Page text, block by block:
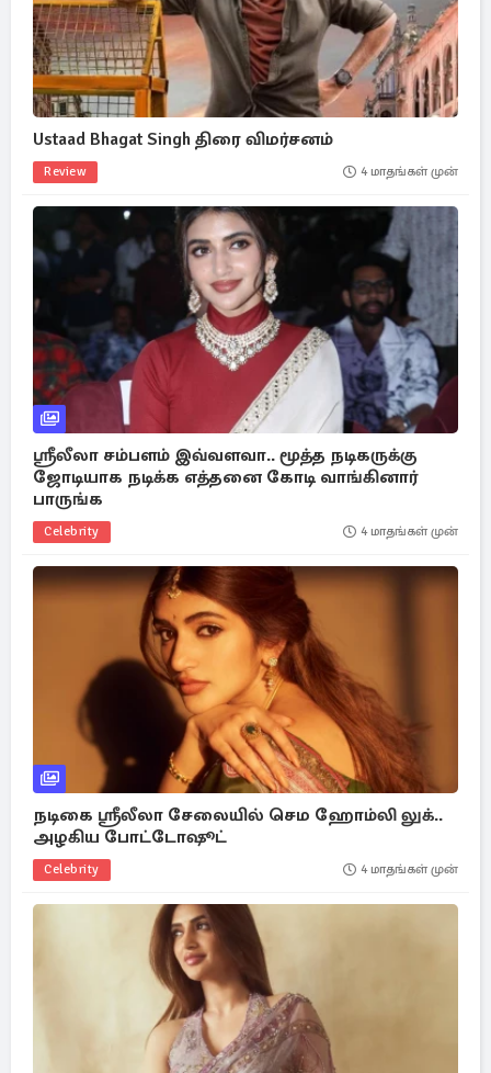
Ustaad Bhagat Singh திரை விமர்சனம்
Review 4 மாதங்கள் முன்
ஸ்ரீலீலா சம்பளம் இவ்வளவா.. மூத்த நடிகருக்கு
ஜோடியாக நடிக்க எத்தனை கோடி வாங்கினார்
பாருங்க
Celebrity 4 மாதங்கள் முன்
நடிகை ஸ்ரீலீலா சேலையில் செம ஹோம்லி லுக்..
அழகிய போட்டோஷூட்
Celebrity 4 மாதங்கள் முன்